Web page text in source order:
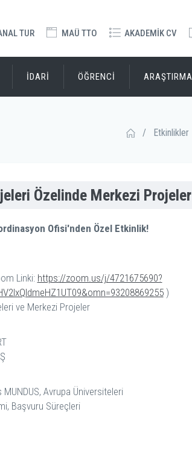
TUR MAÜ TTO AKADEMİK CV
İDARİ ÖĞRENCİ ARAŞTIRMA
/ Etkinlikler
Özelinde Merkezi Projeler
Ofisi'nden Özel Etkinlik!
Linki: https://zoom.us/j/4721675690?
)
ve Merkezi Projeler
Avrupa Üniversiteleri
Başvuru Süreçleri